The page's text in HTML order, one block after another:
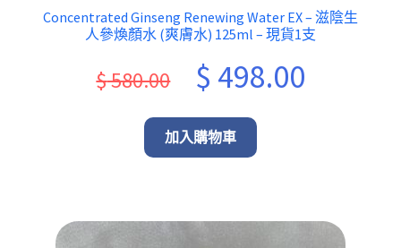
Concentrated Ginseng Renewing Water EX – 滋陰生
人參煥顏水 (爽膚水) 125ml – 現貨1支
$580.00
Original
price
was:
$ 498.00Current
加入購物車